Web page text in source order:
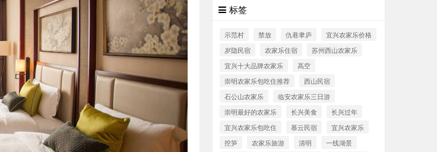
标签
示范村 禁放 仇巷聿庐
宜兴农家乐价格
岁隐民宿
农家乐住宿
苏州西山农家乐
宜兴十大品牌农家乐
高空
崇明农家乐包吃住推荐
西山民宿
石公山农家乐
临安农家乐三日游
崇明最好的农家乐
长兴美食
长兴过年
宜兴农家乐包吃住
慕云民宿
宜兴农家乐
挖笋
农家乐旅游 清明
一线湖景